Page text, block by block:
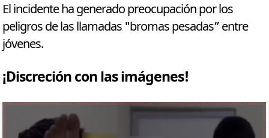
El incidente ha generado preocupación por los
peligros de las llamadas "bromas pesadas” entre
jóvenes.
¡Discreción con las imágenes!